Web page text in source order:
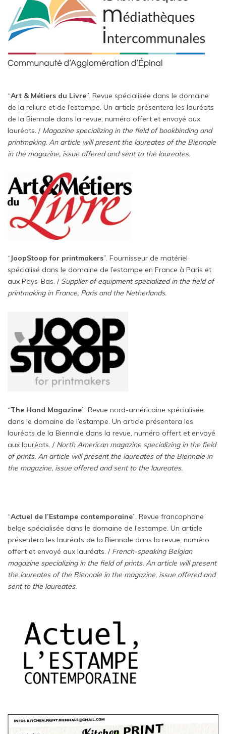
“Art & Métiers du Livre”. Revue spécialisée dans le domaine
de la reliure et de l’estampe. Un article présentera les lauréats
de la Biennale dans la revue, numéro offert et envoyé aux
lauréats. / Magazine specializing in the field of bookbinding and
printmaking. An article will present the laureates of the Biennale
in the magazine, issue offered and sent to the laureates.
“JoopStoop for printmakers”. Fournisseur de matériel
spécialisé dans le domaine de l’estampe en France à Paris et
aux Pays-Bas. / Supplier of equipment specialized in the field of
printmaking in France, Paris and the Netherlands.
“The Hand Magazine”. Revue nord-américaine spécialisée
dans le domaine de l’estampe. Un article présentera les
lauréats de la Biennale dans la revue, numéro offert et envoyé
aux lauréats. / North American magazine specializing in the field
of prints. An article will present the laureates of the Biennale in
the magazine, issue offered and sent to the laureates.
“Actuel de l’Estampe contemporaine”. Revue francophone
belge spécialisée dans le domaine de l’estampe. Un article
présentera les lauréats de la Biennale dans la revue, numéro
offert et envoyé aux lauréats. / French-speaking Belgian
magazine specializing in the field of prints. An article will present
the laureates of the Biennale in the magazine, issue offered and
sent to the laureates.